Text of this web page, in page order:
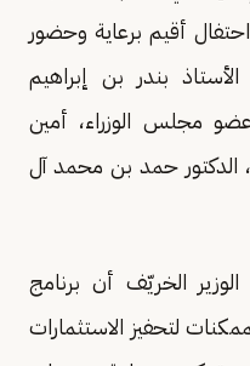
أقيم برعاية وحضور
الأستاذ بندر بن إبراهيم
مجلس الوزراء، أمين
الدكتور حمد بن محمد آل
الخريّف أن برنامج
لتحفيز الاستثمارات